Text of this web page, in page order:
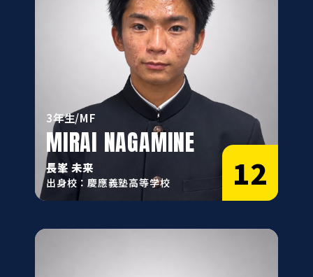
12
3年生/MF
MIRAI NAGAMINE
長峯 未来
出身校：慶應義塾高等学校